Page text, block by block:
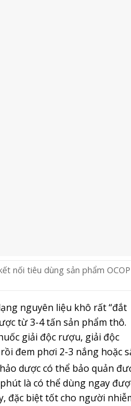
nối tiêu dùng sản phẩm OCOP
nguyên liệu khô rất “đắt
từ 3-4 tấn sản phẩm thô.
giải độc rượu, giải độc
đem phơi 2-3 nắng hoặc
dược có thể bảo quản
là có thể dùng ngay
đặc biệt tốt cho người